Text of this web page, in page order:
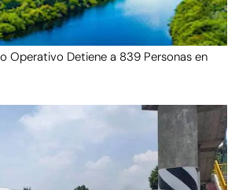
Operativo Detiene a 839 Personas en